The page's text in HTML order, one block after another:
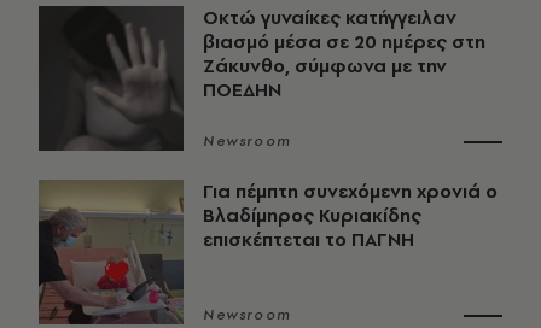
Οκτώ γυναίκες κατήγγειλαν
βιασμό μέσα σε 20 ημέρες στη
Ζάκυνθο, σύμφωνα με την
ΠΟΕΔΗΝ
Newsroom
Για πέμπτη συνεχόμενη χρονιά ο
Βλαδίμηρος Κυριακίδης
επισκέπτεται το ΠΑΓΝΗ
Newsroom